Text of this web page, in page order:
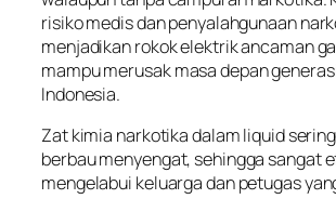
risiko medis dan penyalahgunaan
menjadikan rokok elektrik ancaman
mampu merusak masa depan
Indonesia.
Zat kimia narkotika dalam liquid
berbau menyengat, sehingga sangat
mengelabui keluarga dan petugas